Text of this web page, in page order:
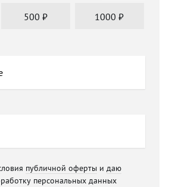
500 ₽ 1000₽
публичной оферты и даю
персональных данных